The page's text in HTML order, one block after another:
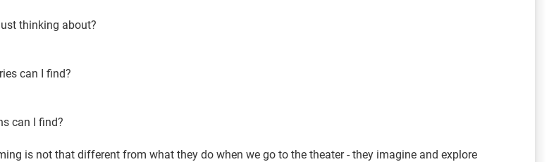
thinking about?
can I find?
can I find?
is not that different from what they do when we go to the theater - they imagine and explore